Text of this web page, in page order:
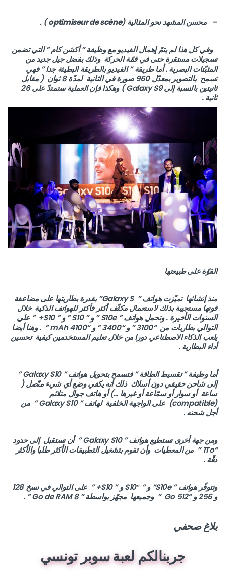
– محسن المشهد نحو المثالية (optimiseur de scène
) .
وفي كل هذا لم يتمّ إهمال الفيديو مع وظيفة ” أكشن كام ” التي تضمن
تسجيلات مستقرة حتى في قمّة الحركة وذلك بفضل جيل جديد من
المثبّتات البصرية . أما طريقة ” الفيديو بالطريقة البطيئة جدا ” فهي
تسمح بالتصوير بمعدّل 960 صورة في الثانية لمدّة 8 ثوان ( مقابل
ثانيتين بالنسبة إلى Galaxy S9 ) وهكذا فإن العملية ستمتدّ على 26
ثانية .
القوّة على طبيعتها
منذ إنشائها تميّزت هواتف ” Galaxy S” بقدرة بطاريتها على مضاعفة
قوتها مستجيبة بذلك لاستعمال مكثّف أكثر فأكثر للهواتف الذكية خلال
السنوات الأخيرة . وتحمل هواتف ” S10e ” و ” S10 ” و ” S10+ ” على
التوالي بطاريات من “3100 ” و “3400 ” و “4100 mAh ” . وهنا أيضا
يلعب الذكاء الاصطناعي دورا من خلال تعليم المستخدمين كيفية تحسين
أداء البطارية .
أما وظيفة ” تقسيط الطاقة ” فتسمح بتحويل هواتف ” Galaxy S10 ”
إلى شاحن حقيقي دون أسلاك ذلك أنه يكفي وضع أي شيء متّصل (
ساعة أو سوار أو سمّاعة أو غيرها …) أو هاتف جوال متلائم
(compatible) على الواجهة الخلفية لهاتف ” Galaxy S10 ” من
أجل شحنه .
ومن جهة أخرى تستطيع هواتف ” Galaxy S10 ” أن تستقبل إلى حدود
“1To ” من المعطيات وأن تقوم بتشغيل التطبيقات الأكثر طلبا والأكثر
دقّة .
وتتوفّر هواتف ” S10e” و ” S10″ و ” S10+ ” على التوالي في نسخ 128
و 256 و “512 Go ” وجميعها مجهّز بواسطة ” 8 Go de RAM ” .
بلاغ صحفي
جربنالكم لعبة سوبر تونسي